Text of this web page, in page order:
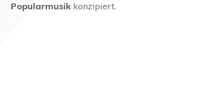
Popularmusikkonzipiert.